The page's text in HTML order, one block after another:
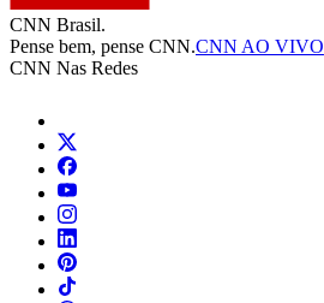
CNN Brasil.
Pense bem, pense CNN.CNN AO VIVO
CNN Nas Redes